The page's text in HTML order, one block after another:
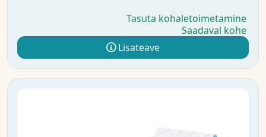
Tasuta kohaletoimetamine
Saadaval kohe
Lisateave